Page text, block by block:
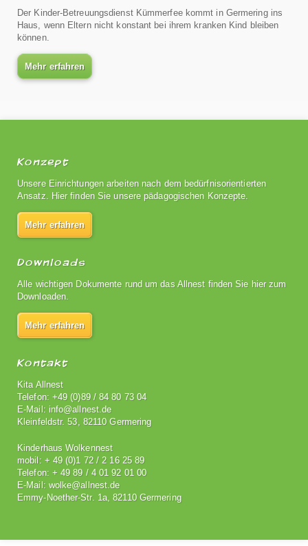
Der Kinder-Betreuungsdienst Kümmerfee kommt in Germering ins
Haus, wenn Eltern nicht konstant bei ihrem kranken Kind bleiben
können.
Mehr erfahren
Konzept
Unsere Einrichtungen arbeiten nach dem bedürfnisorientierten
Ansatz. Hier finden Sie unsere pädagogischen Konzepte.
Mehr erfahren
Downloads
Alle wichtigen Dokumente rund um das Allnest finden Sie hier zum
Downloaden.
Mehr erfahren
Kontakt
Kita Allnest
Telefon: +49 (0)89 / 84 80 73 04
E-Mail: info@allnest.de
Kleinfeldstr. 53, 82110 Germering
Kinderhaus Wolkennest
mobil: + 49 (0)1 72 / 2 16 25 89
Telefon: + 49 89 / 4 01 92 01 00
E-Mail: wolke@allnest.de
Emmy-Noether-Str. 1a, 82110 Germering